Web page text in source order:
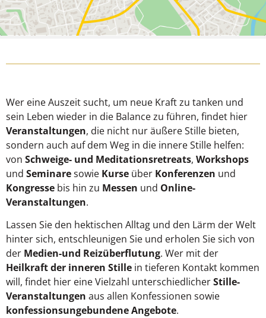
Wer eine Auszeit sucht, um neue Kraft zu tanken und
sein Leben wieder in die Balance zu führen, findet hier
Veranstaltungen, die nicht nur äußere Stille bieten,
sondern auch auf dem Weg in die innere Stille helfen:
von Schweige- und Meditationsretreats, Workshops
und Seminaresowie Kurse über Konferenzen und
Kongresse bis hin zu Messen und Online-
Veranstaltungen.
Lassen Sie den hektischen Alltag und den Lärm der Welt
hinter sich, entschleunigen Sie und erholen Sie sich von
der Medien-und Reizüberflutung. Wer mit der
Heilkraft der inneren Stille in tieferen Kontakt kommen
will, findet hier eine Vielzahl unterschiedlicherStille-
Veranstaltungen aus allen Konfessionen sowie
konfessionsungebundene Angebote.